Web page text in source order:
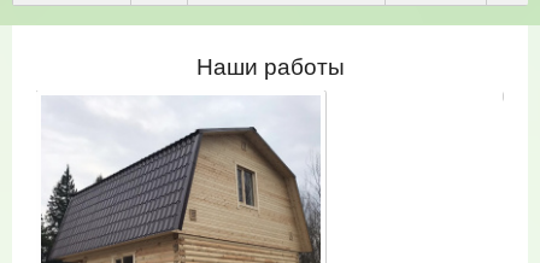
Наши работы